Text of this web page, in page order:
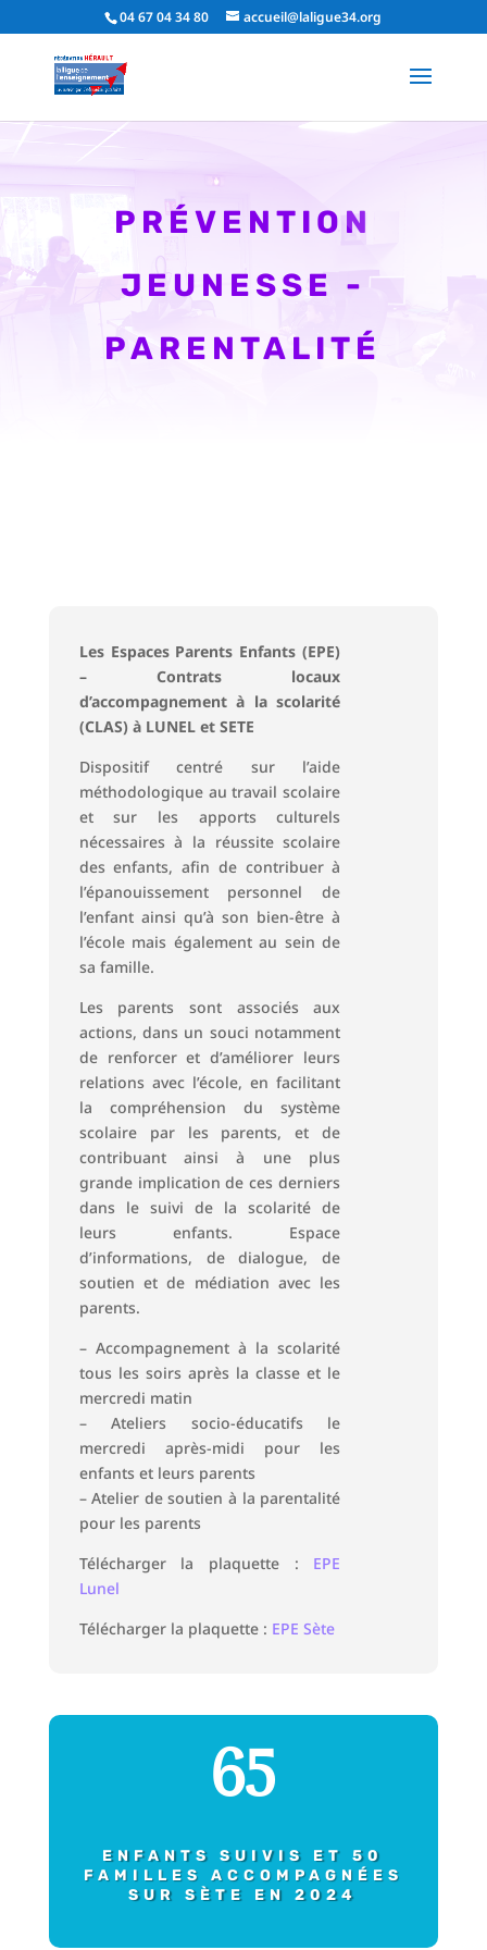
04 67 04 34 80 accueil@laligue34.org
PRÉVENTION
JEUNESSE -
PARENTALITÉ
Les Espaces Parents Enfants (EPE)
– Contrats locaux
d’accompagnement à la scolarité
(CLAS) à LUNEL et SETE
Dispositif centré sur l’aide
méthodologique au travail scolaire
et sur les apports culturels
nécessaires à la réussite scolaire
des enfants, afin de contribuer à
l’épanouissement personnel de
l’enfant ainsi qu’à son bien-être à
l’école mais également au sein de
sa famille.
Les parents sont associés aux
actions, dans un souci notamment
de renforcer et d’améliorer leurs
relations avec l’école, en facilitant
la compréhension du système
scolaire par les parents, et de
contribuant ainsi à une plus
grande implication de ces derniers
dans le suivi de la scolarité de
leurs enfants. Espace
d’informations, de dialogue, de
soutien et de médiation avec les
parents.
– Accompagnement à la scolarité
tous les soirs après la classe et le
mercredi matin
– Ateliers socio-éducatifs le
mercredi après-midi pour les
enfants et leurs parents
– Atelier de soutien à la parentalité
pour les parents
Télécharger la plaquette : EPE
Lunel
Télécharger la plaquette : EPE Sète
65
ENFANTS SUIVIS ET 50
FAMILLES ACCOMPAGNÉES
SUR SÈTE EN 2024